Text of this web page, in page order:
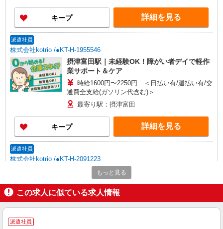
キープ 詳細を見る
派遣社員
株式会社kotrio /●KT-H-1955546
摂津富田駅｜未経験OK！障がい者デイで軽作
業サポート＆ケア
時給1600円〜2250円 ＜日払い有/週払い有/交
通費全支給(ガソリン代含む)＞
最寄り駅：摂津富田
キープ 詳細を見る
派遣社員
株式会社kotrio /●KT-H-2091223
摂津富田駅＊働きやすさで選ぶならココ！障が
いデイSTAFF
時給1600円〜2250円 ＜日払い有/週払い有/交
通費全支給(ガソリン代含む)＞
もっと見る
この求人に似ている求人情報
派遣社員